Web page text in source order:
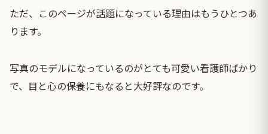
ただ、このページが話題になっている理由はもうひとつあ
ります。
写真のモデルになっているのがとても可愛い看護師ばかり
で、目と心の保養にもなると大好評なのです。